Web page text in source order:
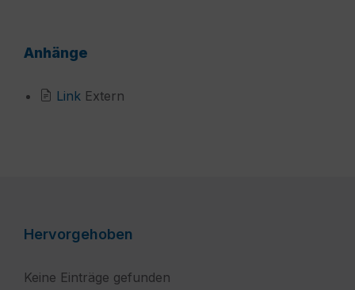
Anhänge
Link File
Extern
Hervorgehoben
Keine Einträge gefunden